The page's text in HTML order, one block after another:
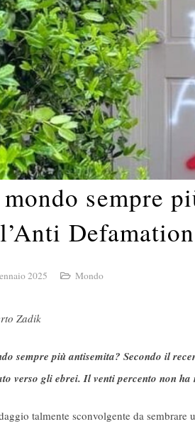
sempre
2025 Mondo
Zadik
sempre più antisemita? Secondo il
verso gli ebrei. Il venti percento non
talmente sconvolgente da sembrare